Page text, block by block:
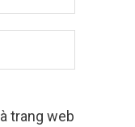
trang web